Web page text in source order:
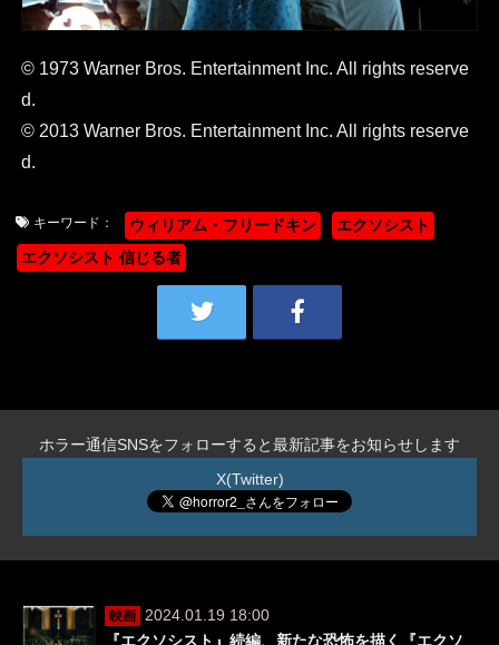
© 1973 Warner Bros. Entertainment Inc. All rights reserve
d.
© 2013 Warner Bros. Entertainment Inc. All rights reserve
d.
キーワード： ウィリアム・フリードキン
エクソシスト
エクソシスト 信じる者
ホラー通信SNSをフォローすると最新記事をお知らせします
X(Twitter)
映画
2024.01.19 18:00
『エクソシスト』続編、新たな恐怖を描く『エクソ